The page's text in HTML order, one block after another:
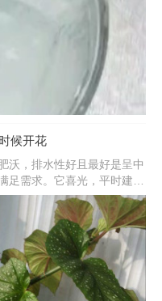
候开花
沃，排水性好且最好是呈中
需求。它喜光，平时建议
挡避开。温度能提供15-25
外，注意生长期间蓄水量
积水。